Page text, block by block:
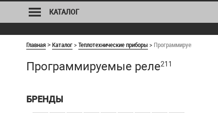
КАТАЛОГ
Главная >Каталог>Теплотехнические приборы > Программируемые реле
Программируемые реле211
БРЕНДЫ